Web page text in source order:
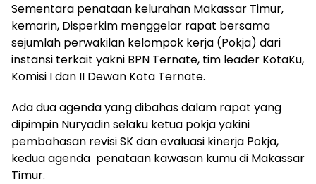
Sementara penataan kelurahan Makassar Timur,
kemarin, Disperkim menggelar rapat bersama
sejumlah perwakilan kelompok kerja (Pokja) dari
instansi terkait yakni BPN Ternate, tim leader KotaKu,
Komisi I dan II Dewan Kota Ternate.
Ada dua agenda yang dibahas dalam rapat yang
dipimpin Nuryadin selaku ketua pokja yakini
pembahasan revisi SK dan evaluasi kinerja Pokja,
kedua agenda penataan kawasan kumu di Makassar
Timur.